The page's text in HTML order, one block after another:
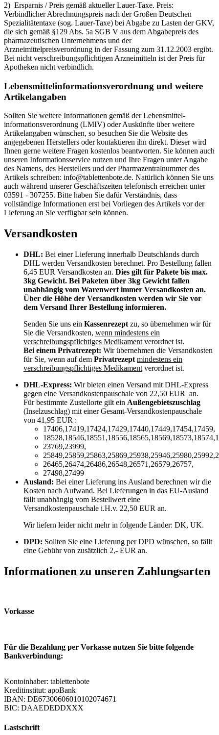
2) Ersparnis / Preis gemäß aktueller Lauer-Taxe. Preis:
Verbindlicher Abrechnungspreis nach der Großen Deutschen
Spezialitätentaxe (sog. Lauer-Taxe) bei Abgabe zu Lasten der GKV,
die sich gemäß §129 Abs. 5a SGB V aus dem Abgabepreis des
pharmazeutischen Unternehmens und der
Arzneimittelpreisverordnung in der Fassung zum 31.12.2003 ergibt.
Bei nicht verschreibungspflichtigen Arzneimitteln ist der Preis für
Apotheken nicht verbindlich.
Lebensmittel­informations­verordnung und weitere
Artikelangaben
Sollten Sie weitere Informationen gemäß der Lebensmittel­
informations­verordnung (LMIV) oder Auskünfte über weitere
Artikelangaben wünschen, so besuchen Sie die Website des
angegebenen Herstellers oder kontaktieren ihn direkt. Dieser wird
Ihnen gerne weitere Fragen kostenlos beantworten. Sie können auch
unseren Informationsservice nutzen und Ihre Fragen unter Angabe
des Namens, des Herstellers und der Pharmazentralnummer des
Artikels schreiben: info@tablettenbote.de. Natürlich können Sie uns
auch während unserer Geschäftszeiten telefonisch erreichen unter
03591 - 307255. Bitte haben Sie dafür Verständnis, dass
vollständige Informationen erst bei Vorliegen des Artikels vor der
Lieferung an Sie verfügbar sein können.
Versandkosten
DHL: Bei einer Lieferung innerhalb Deutschlands durch
DHL werden Versandkosten berechnet. Pro Bestellung fallen
6,45 EUR Versandkosten an. Dies gilt für Pakete bis max.
3kg Gewicht. Bei Paketen über 3kg Gewicht fallen
unabhängig vom Warenwert immer Versandkosten an.
Über die Höhe der Versandkosten werden wir Sie vor
dem Versand Ihrer Bestellung informieren.
Senden Sie uns ein Kassenrezept zu, so übernehmen wir für
Sie die Versandkosten, wenn mindestens ein
verschreibungspflichtiges Medikament verordnet ist.
Bei einem Privatrezept: Wir übernehmen die Versandkosten
für Sie, wenn auf dem Privatrezept mindestens ein
verschreibungspflichtiges Medikament verordnet ist.
DHL-Express: Wir bieten einen Versand mit DHL-Express
gegen eine Versandkostenpauschale von 22,50 EUR an.
Für bestimmte Zustellorte gilt ein Außengebietszuschlag
(Inselzuschlag) mit einer Gesamt-Versandkostenpauschale
von 41,95 EUR :
17406,17419,17424,17429,17440,17449,17454,17459,
23769,23999,
26465,26474,26486,26548,26571,26579,26757,
27498,27499
Ausland: Bei einer Lieferung ins Ausland berechnen wir die
Kosten nach Aufwand. Bei Lieferungen in das EU-Ausland
fällt unabhängig vom Bestellwert eine
Versandkostenpauschale i.H.v. 22,50 EUR an.
Wir liefern leider nicht mehr in folgende Länder: DK, UK.
DPD: Sollten Sie eine Lieferung per DPD wünschen, so fällt
eine Gebühr von zusätzlich 2,- EUR an.
Informationen zu unseren Zahlungsarten
Vorkasse
Für die Bezahlung per Vorkasse nutzen Sie bitte folgende
Bankverbindung:
Kontoinhaber: tablettenbote
Kreditinstitut: apoBank
IBAN: DE67300606010102074671
BIC: DAAEDEDDXXX
Lastschrift